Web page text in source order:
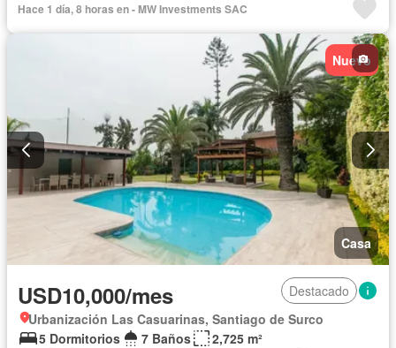
Vigilante
Seguridad Terraza Sin amoblar
Hace 1 día, 8 horas en - MW Investments SAC
Nuevo
Casa
USD10,000/mes
Destacado
Urbanización Las Casuarinas, Santiago de Surco
5 Dormitorios
7 Baños
2,725 m²